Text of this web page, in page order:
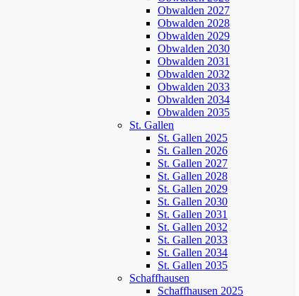
Obwalden 2027
Obwalden 2028
Obwalden 2029
Obwalden 2030
Obwalden 2031
Obwalden 2032
Obwalden 2033
Obwalden 2034
Obwalden 2035
St. Gallen
St. Gallen 2025
St. Gallen 2026
St. Gallen 2027
St. Gallen 2028
St. Gallen 2029
St. Gallen 2030
St. Gallen 2031
St. Gallen 2032
St. Gallen 2033
St. Gallen 2034
St. Gallen 2035
Schaffhausen
Schaffhausen 2025